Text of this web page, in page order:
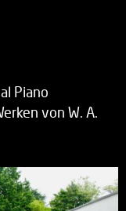
Piano
von W. A.